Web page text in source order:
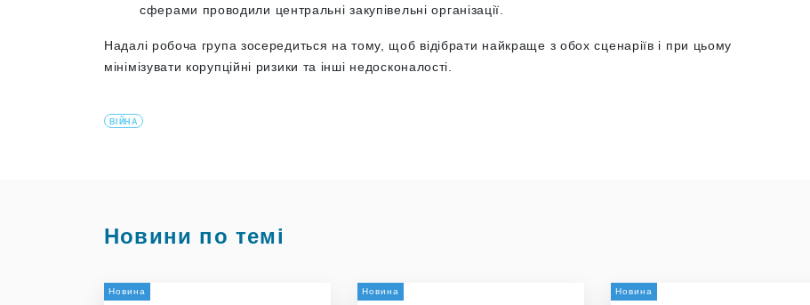
сферами проводили центральні закупівельні організації.
Надалі робоча група зосередиться на тому, щоб відібрати найкраще з обох сценаріїв і при цьому
мінімізувати корупційні ризики та інші недосконалості.
ВІЙНА
Новини по темі
Новина Новина Новина